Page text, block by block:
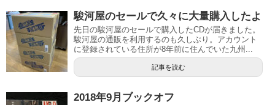
駿河屋のセールで久々に大量購入したよ
先日の駿河屋のセールで購入したCDが届きました。
駿河屋の通販を利用するのも久しぶり。アカウント
に登録されている住所が8年前に住んでいた九州...
記事を読む
2018年9月ブックオフ